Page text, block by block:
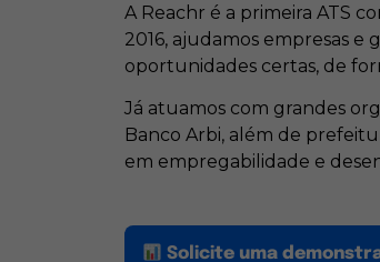
A Reachr é a primeira ATS
2016, ajudamos empresas
oportunidades certas, de
Já atuamos com grandes
Banco Arbi, além de
em empregabilidade e
Solicite uma